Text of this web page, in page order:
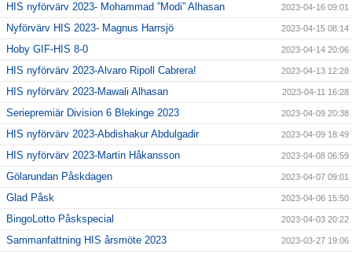
HIS nyförvärv 2023- Mohammad ”Modi” Alhasan 2023-04-16 09:01
Nyförvärv HIS 2023- Magnus Harrsjö 2023-04-15 08:14
Hoby GIF-HIS 8-0 2023-04-14 20:06
HIS nyförvärv 2023-Alvaro Ripoll Cabrera! 2023-04-13 12:28
HIS nyförvärv 2023-Mawali Alhasan 2023-04-11 16:28
Seriepremiär Division 6 Blekinge 2023 2023-04-09 20:38
HIS nyförvärv 2023-Abdishakur Abdulgadir 2023-04-09 18:49
HIS nyförvärv 2023-Martin Håkansson 2023-04-08 06:59
Gölarundan Påskdagen 2023-04-07 09:01
Glad Påsk 2023-04-06 15:50
BingoLotto Påskspecial 2023-04-03 20:22
Sammanfattning HIS årsmöte 2023 2023-03-27 19:06